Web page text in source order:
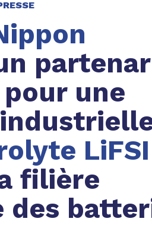
une
LiFSI
filière
des